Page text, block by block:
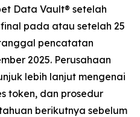
Data Vault® setelah
pada atau setelah 25
pencatatan
2025. Perusahaan
lebih lanjut mengenai
token, dan prosedur
berikutnya sebelum